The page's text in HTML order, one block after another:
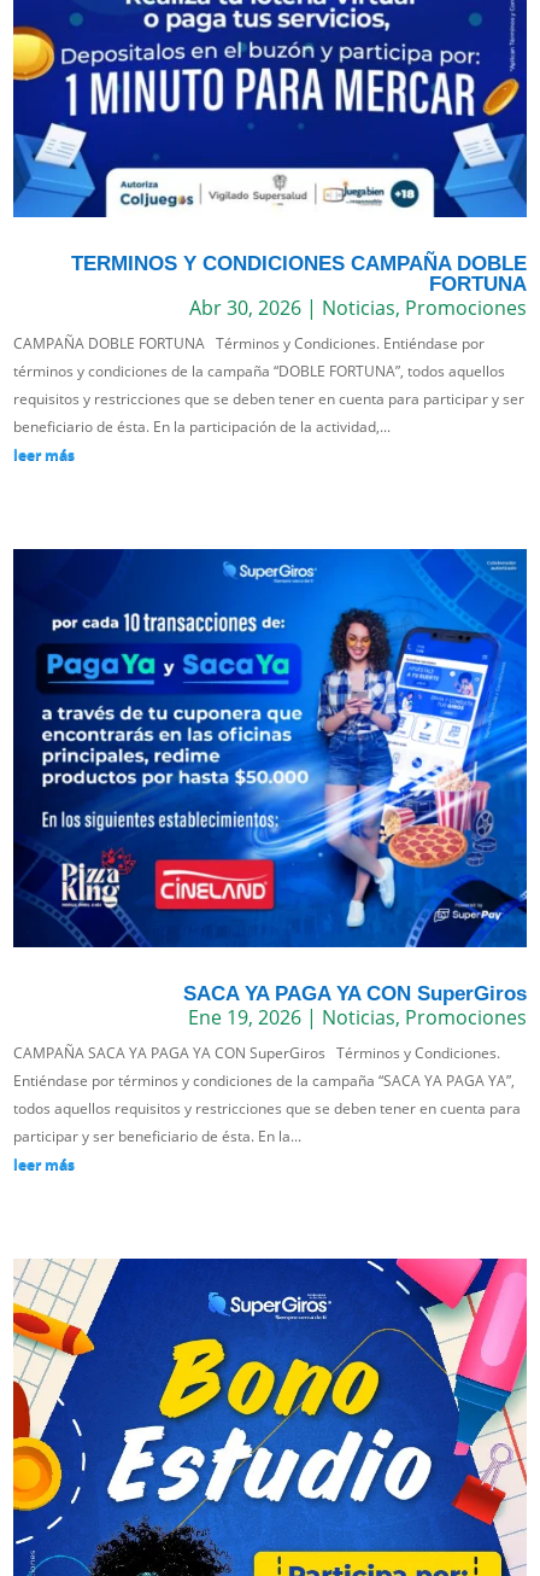
TERMINOS Y CONDICIONES CAMPAÑA DOBLE
FORTUNA
Abr 30, 2026| Noticias, Promociones
CAMPAÑA DOBLE FORTUNA Términos y Condiciones. Entiéndase por
términos y condiciones de la campaña “DOBLE FORTUNA”, todos aquellos
requisitos y restricciones que se deben tener en cuenta para participar y ser
beneficiario de ésta. En la participación de la actividad,...
leer más
SACA YA PAGA YA CON SuperGiros
Ene 19, 2026| Noticias, Promociones
CAMPAÑA SACA YA PAGA YA CON SuperGiros Términos y Condiciones.
Entiéndase por términos y condiciones de la campaña “SACA YA PAGA YA”,
todos aquellos requisitos y restricciones que se deben tener en cuenta para
participar y ser beneficiario de ésta. En la...
leer más